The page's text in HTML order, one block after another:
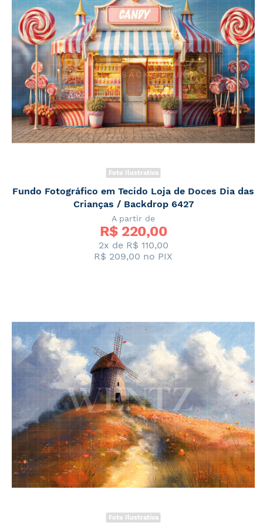
Foto Ilustrativa
Fundo Fotográfico em Tecido Loja de Doces Dia das
Crianças / Backdrop 6427
A partir de
R$ 220,00
2x de R$ 110,00
R$ 209,00 no PIX
Foto Ilustrativa